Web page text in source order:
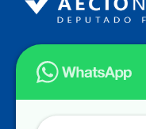
Endereço
Câmara dos Deputados
Contato